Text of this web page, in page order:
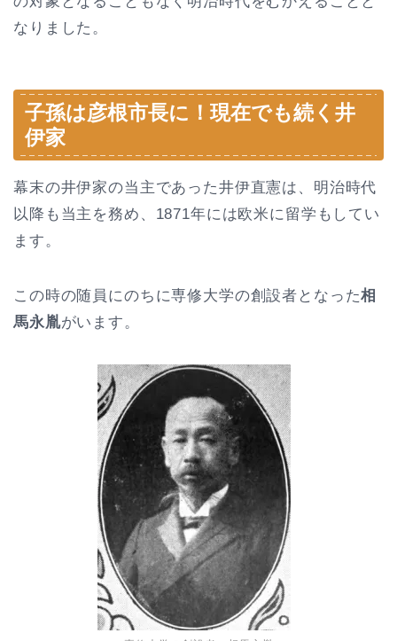
なりました。
子孫は彦根市長に！現在でも続く井
伊家
幕末の井伊家の当主であった井伊直憲は、明治時代
以降も当主を務め、1871年には欧米に留学もしてい
ます。
この時の随員にのちに専修大学の創設者となった相
馬永胤がいます。